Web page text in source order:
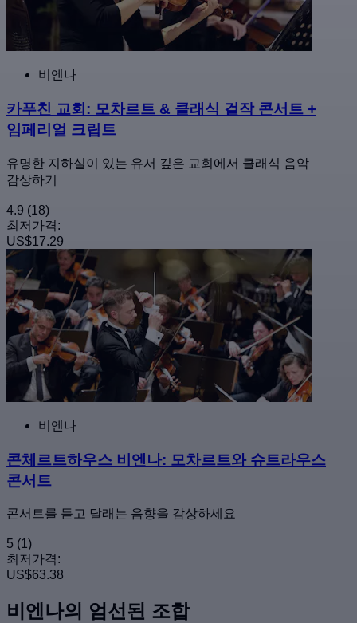
비엔나
카푸친 교회: 모차르트 & 클래식 걸작 콘서트 +
임페리얼 크립트
유명한 지하실이 있는 유서 깊은 교회에서 클래식 음악
감상하기
4.9 (18)
최저가격:
US$17.29
비엔나
콘체르트하우스 비엔나: 모차르트와 슈트라우스
콘서트
콘서트를 듣고 달래는 음향을 감상하세요
5 (1)
최저가격:
US$63.38
비엔나의 엄선된 조합